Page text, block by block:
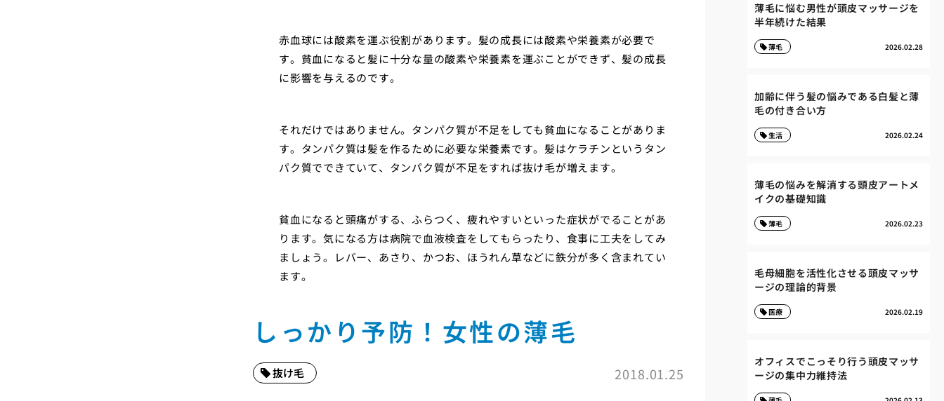
赤血球には酸素を運ぶ役割があります。髪の成長には酸素や栄養素が必要で
す。貧血になると髪に十分な量の酸素や栄養素を運ぶことができず、髪の成長
に影響を与えるのです。
それだけではありません。タンパク質が不足をしても貧血になることがありま
す。タンパク質は髪を作るために必要な栄養素です。髪はケラチンというタン
パク質でできていて、タンパク質が不足をすれば抜け毛が増えます。
貧血になると頭痛がする、ふらつく、疲れやすいといった症状がでることがあ
ります。気になる方は病院で血液検査をしてもらったり、食事に工夫をしてみ
ましょう。レバー、あさり、かつお、ほうれん草などに鉄分が多く含まれてい
ます。
しっかり予防！女性の薄毛
2018.01.25
抜け毛
薄毛に悩む男性が頭皮マッサージを
半年続けた結果
2026.02.28
薄毛
加齢に伴う髪の悩みである白髪と薄
毛の付き合い方
2026.02.24
生活
薄毛の悩みを解消する頭皮アートメ
イクの基礎知識
2026.02.23
薄毛
毛母細胞を活性化させる頭皮マッサ
ージの理論的背景
2026.02.19
医療
オフィスでこっそり行う頭皮マッサ
ージの集中力維持法